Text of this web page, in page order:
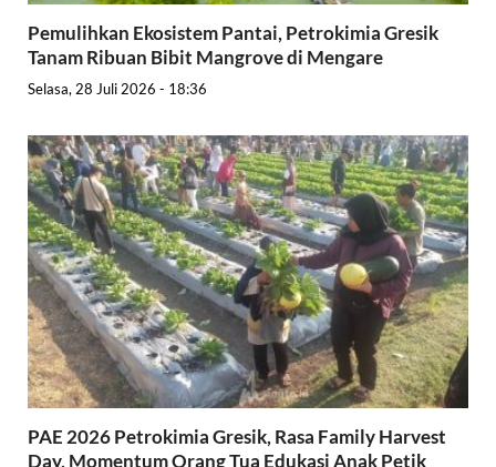
Pemulihkan Ekosistem Pantai, Petrokimia Gresik
Tanam Ribuan Bibit Mangrove di Mengare
Selasa, 28 Juli 2026 - 18:36
PAE 2026 Petrokimia Gresik, Rasa Family Harvest
Day, Momentum Orang Tua Edukasi Anak Petik